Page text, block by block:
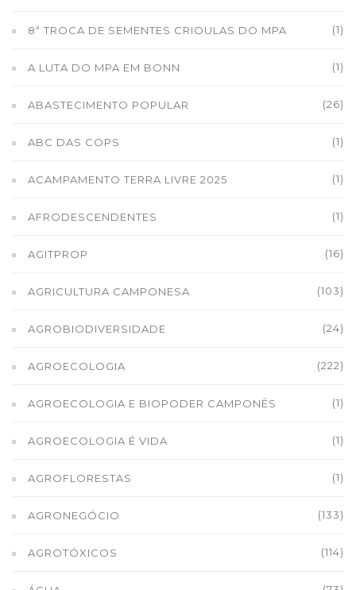
8ª TROCA DE SEMENTES CRIOULAS DO MPA (1)
A LUTA DO MPA EM BONN (1)
ABASTECIMENTO POPULAR (26)
ABC DAS COPS (1)
ACAMPAMENTO TERRA LIVRE 2025 (1)
AFRODESCENDENTES (1)
AGITPROP (16)
AGRICULTURA CAMPONESA (103)
AGROBIODIVERSIDADE (24)
AGROECOLOGIA (222)
AGROECOLOGIA E BIOPODER CAMPONÊS (1)
AGROECOLOGIA É VIDA (1)
AGROFLORESTAS (1)
AGRONEGÓCIO (133)
AGROTÓXICOS (114)